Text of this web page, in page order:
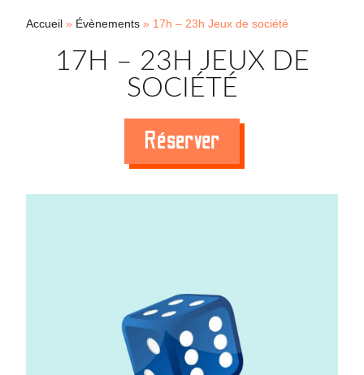
Accueil » Évènements » 17h – 23h Jeux de société
17H – 23H JEUX DE
SOCIÉTÉ
Réserver